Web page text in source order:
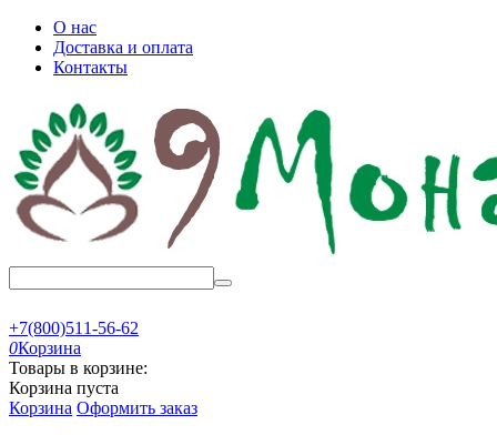
О нас
Доставка и оплата
Контакты
+7(800)511-56-62
0Корзина
Товары в корзине:
Корзина пуста
Корзина Оформить заказ